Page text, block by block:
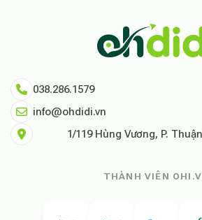
038.286.1579
info@ohdidi.vn
1/119 Hùng Vương, P.
THÀNH VIÊN